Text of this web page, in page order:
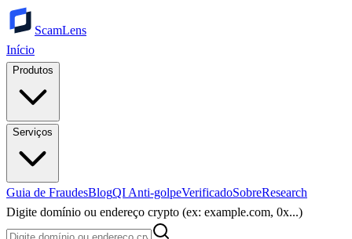
ScamLens
Início
Produtos
Serviços
Guia de FraudesBlogQI Anti-golpeVerificadoSobreResearch
Digite domínio ou endereço crypto (ex: example.com, 0x...)